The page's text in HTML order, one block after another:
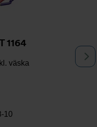
1164
väska
10